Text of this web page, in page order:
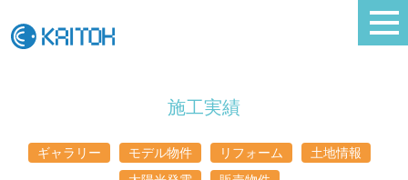
施工実績
ギャラリー モデル物件 リフォーム
土地情報